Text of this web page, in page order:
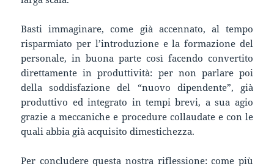
Basti immaginare, come già accennato, al tempo
risparmiato per l’introduzione e la formazione del
personale, in buona parte così facendo convertito
direttamente in produttività: per non parlare poi
della soddisfazione del “nuovo dipendente”, già
produttivo ed integrato in tempi brevi, a sua agio
grazie a meccaniche e procedure collaudate e con le
quali abbia già acquisito dimestichezza.
Per concludere questa nostra riflessione: come più